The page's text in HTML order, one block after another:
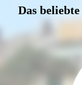
Das